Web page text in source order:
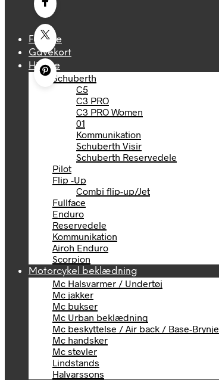
Forside
Gavekort
Hjelme
Schuberth
C5
C3 PRO
C3 PRO Women
01
Kommunikation
Schuberth Visir
Schuberth Reservedele
Pilot
Flip -Up
Combi flip-up/Jet
Fullface
Enduro
Reservedele
Kommunikation
Airoh Enduro
Scorpion
Motorcykel beklædning
Mc Halsvarmer / Undertøj
Mc jakker
Mc bukser
Mc Urban beklædning
Mc beskyttelse / Air back / Base-Brynje
Mc handsker
Mc støvler
Lindstands
Halvarssons